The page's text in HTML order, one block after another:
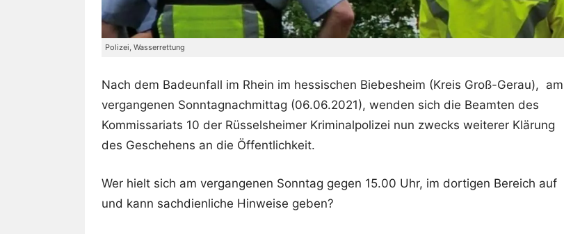
Polizei, Wasserrettung
Nach dem Badeunfall im Rhein im hessischen Biebesheim (Kreis Groß-Gerau), am
vergangenen Sonntagnachmittag (06.06.2021), wenden sich die Beamten des
Kommissariats 10 der Rüsselsheimer Kriminalpolizei nun zwecks weiterer Klärung
des Geschehens an die Öffentlichkeit.
Wer hielt sich am vergangenen Sonntag gegen 15.00 Uhr, im dortigen Bereich auf
und kann sachdienliche Hinweise geben?